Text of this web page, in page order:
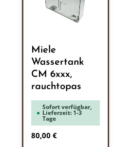
Miele
Wassertank
CM 6xxx,
rauchtopas
Sofort verfügbar,
Lieferzeit: 1-3
Tage
Regulärer Preis:
80,00 €